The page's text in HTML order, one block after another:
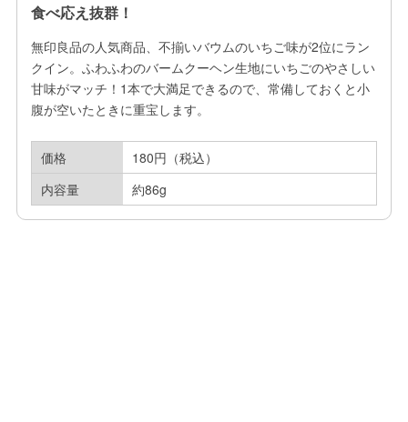
食べ応え抜群！
無印良品の人気商品、不揃いバウムのいちご味が2位にラン
クイン。ふわふわのバームクーヘン生地にいちごのやさしい
甘味がマッチ！1本で大満足できるので、常備しておくと小
腹が空いたときに重宝します。
価格
180円（税込）
内容量
約86g